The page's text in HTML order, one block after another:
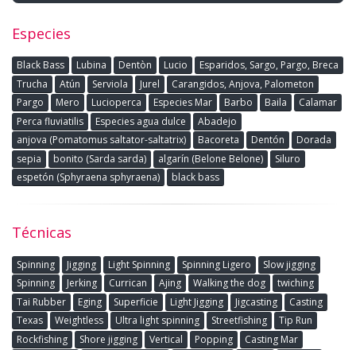
Especies
Black Bass Lubina Dentòn Lucio
Esparidos, Sargo, Pargo, Breca
Trucha
Atún Serviola Jurel
Carangidos, Anjova, Palometon
Pargo
Mero Lucioperca Especies Mar Barbo Baila
Calamar
Perca fluviatilis
Especies agua dulce
Abadejo
anjova (Pomatomus saltator-saltatrix)
Bacoreta Dentón
Dorada
sepia
bonito (Sarda sarda) algarín (Belone Belone)
Siluro
espetón (Sphyraena sphyraena)
black bass
Técnicas
Spinning Jigging Light Spinning Spinning Ligero
Slow jigging
Spinning
Jerking Currican Ajing Walking the dog
twiching
Tai Rubber
Eging Superficie Light Jigging Jigcasting
Casting
Texas
Weightless Ultra light spinning Streetfishing
Tip Run
Rockfishing
Shore jigging Vertical Popping
Casting Mar